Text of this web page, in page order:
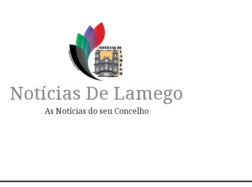
Notícias De Lamego
As Notícias do seu Concelho